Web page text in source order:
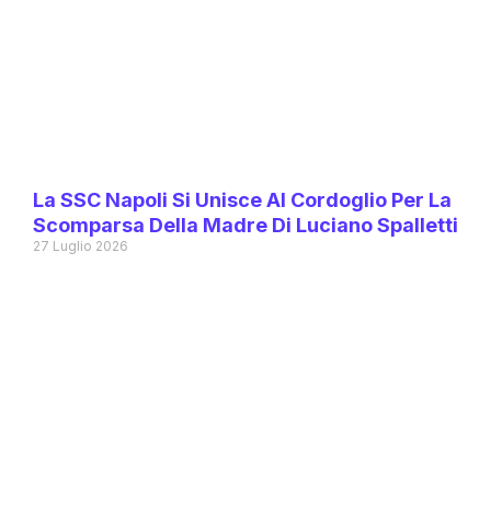
La SSC Napoli Si Unisce Al Cordoglio Per La
Scomparsa Della Madre Di Luciano Spalletti
27 Luglio 2026